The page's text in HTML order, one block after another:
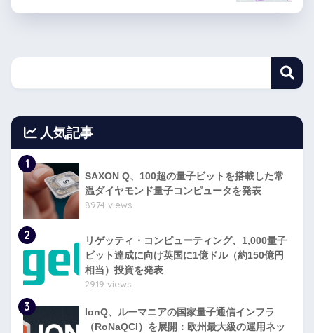
人気記事
1
SAXON Q、100超の量子ビットを搭載した常
温ダイヤモンド量子コンピュータを発表
8974 views
2
リゲッティ・コンピューティング、1,000量子
ビット達成に向け英国に1億ドル（約150億円
相当）投資を発表
2919 views
3
IonQ、ルーマニアの国家量子通信インフラ
（RoNaQCI）を展開：欧州最大級の運用ネッ